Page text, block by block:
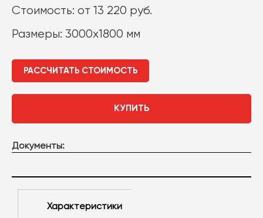
Стоимость: от 13 220 руб.
Размеры: 3000x1800 мм
РАССЧИТАТЬ СТОИМОСТЬ
КУПИТЬ
Документы:
Характеристики